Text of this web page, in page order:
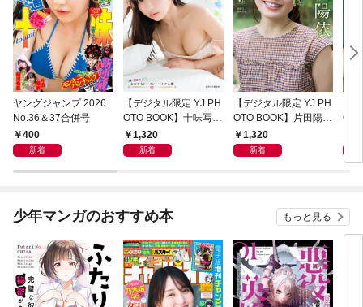
ヤングジャンプ 2026
No.36＆37合併号
400
新着
【デジタル限定 YJ PH
OTO BOOK】十味写真
集「続・『ぽみ』！？
どこでもトレイン・ベ
1,320
新着
【デジタル限定 YJ PH
OTO BOOK】片田陽依
写真集「羽色日和」
1,320
新着
リ」
少年マンガのおすすめ本 もっと見る